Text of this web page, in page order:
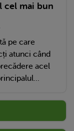
cel mai bun
pe care
atunci când
acel